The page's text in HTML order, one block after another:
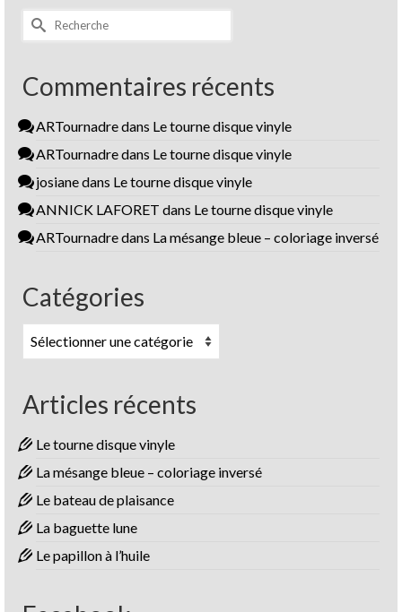
Rechercher :
Commentaires récents
ARTournadredans Le tourne disque vinyle
ARTournadredans Le tourne disque vinyle
josianedans Le tourne disque vinyle
ANNICK LAFORET dans Le tourne disque vinyle
ARTournadredans La mésange bleue – coloriage inversé
Catégories
Catégories
Articles récents
Le tourne disque vinyle
La mésange bleue – coloriage inversé
Le bateau de plaisance
La baguette lune
Le papillon à l’huile